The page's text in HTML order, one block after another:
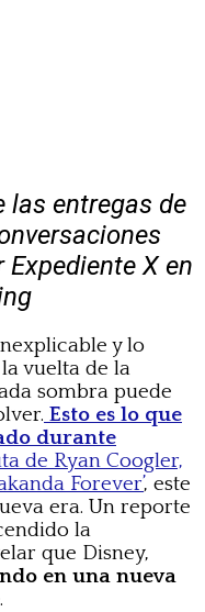
las entregas de
X en
y lo
vuelta de la
sombra puede
Esto es lo que
durante
de Ryan Coogler,
Forever’, este
era. Un reporte
la
que Disney,
en una nueva
.